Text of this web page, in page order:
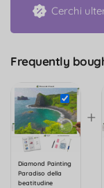
Cerchi
Frequently
Diamond Painting
Paradiso della
beatitudine
+